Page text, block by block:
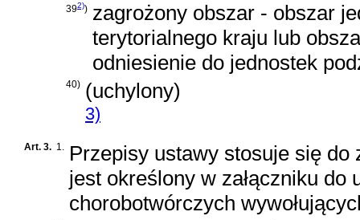
392)) zagrożony obszar - obszar
terytorialnego kraju lub
odniesienie do jednostek
40) (uchylony)
3)
Art. 3. 1. Przepisy ustawy stosuje się
jest określony w załączniku
chorobotwórczych